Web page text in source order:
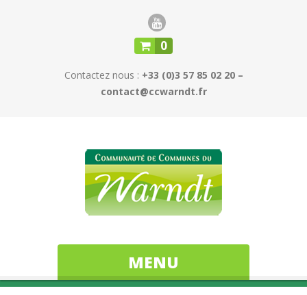
0
Contactez nous : +33 (0)3 57 85 02 20 –
contact@ccwarndt.fr
MENU